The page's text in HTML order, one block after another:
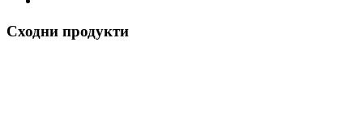
Сходни продукти